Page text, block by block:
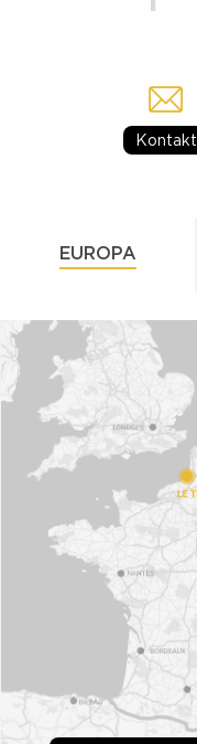
Kontakt
EUROPA